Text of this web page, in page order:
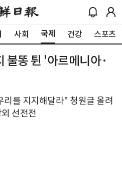
사회 국제 건강 스포츠
불똥 튄 '아르메니아·
를 지지해달라" 청원글 올려
선전전